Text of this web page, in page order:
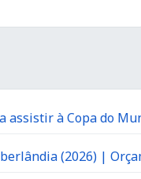
assistir à Copa do
(2026) |